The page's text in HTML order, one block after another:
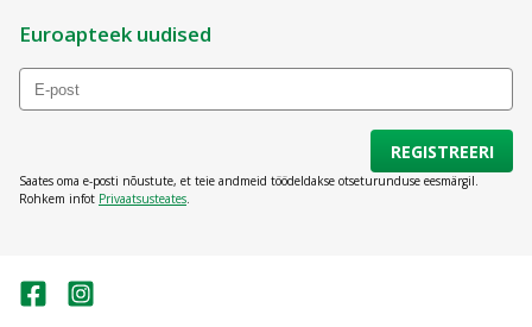
Euroapteek uudised
REGISTREERI
Saates oma e-posti nõustute, et teie andmeid töödeldakse otseturunduse eesmärgil.
Rohkem infot Privaatsusteates.